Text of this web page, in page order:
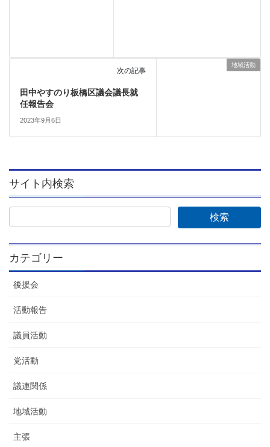
地域活動
次の記事
田中やすのり板橋区議会議長就
任報告会
2023年9月6日
サイト内検索
カテゴリー
後援会
活動報告
議員活動
党活動
議連関係
地域活動
主張